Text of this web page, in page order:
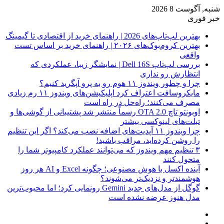
شنبه, آگوست 8 2026
خبر فوری
بهترین لپ‌تاپ‌های 2026 | راهنمای خرید از اقتصادی تا گیمینگ
بهترین کروم‌بوک‌های ۲۰۲۶ | راهنمای خرید بر اساس تست
واقعی
بررسی لپ‌تاپ Dell 16S | نمایشگر زیبا، عملکردی که
انتظارش رو نداری
چرا و چطور ویندوز ۱۱ هوم رو به پرو آپگرید کنیم؟
مایکروسافت اعتراف کرد اپلیکیشن‌های ویندوز ۱۱ رم زیادی
مصرف می‌کنند؛ راه‌حل در راه است
اوبونتو تاچ OTA 2.0 رسماً منتشر شد پشتیبانی از گوشی‌ها و
تبلت‌های لینوکسی بیشتر
چرا ویندوز ۱۱ آپدیت‌های اضافه نصب می‌کند؟ اگر این تنظیم
را روشن کرده‌اید، مراقب باشید!
۳ تنظیم مهم ویندوز که می‌توانند عملکرد کامپیوتر شما را
متحول کنند
آینده اکسل با هوش مصنوعی؛ چگونه Excel و AI هر روز
هوشمندتر و نزدیک‌تر می‌شوند؟
گوگل از مدل‌های جدید Gemini رونمایی کرد؛ اما محبوب‌ترین
مدل هنوز عرضه نشده است